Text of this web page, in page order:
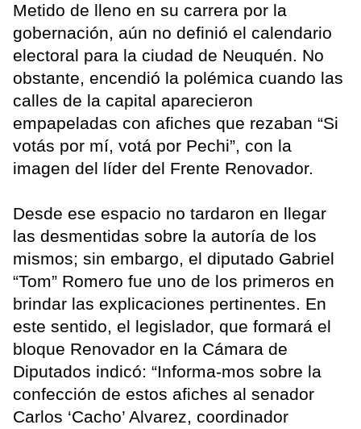
Metido de lleno en su carrera por la
gobernación, aún no definió el calendario
electoral para la ciudad de Neuquén. No
obstante, encendió la polémica cuando las
calles de la capital aparecieron
empapeladas con afiches que rezaban “Si
votás por mí, votá por Pechi”, con la
imagen del líder del Frente Renovador.
Desde ese espacio no tardaron en llegar
las desmentidas sobre la autoría de los
mismos; sin embargo, el diputado Gabriel
“Tom” Romero fue uno de los primeros en
brindar las explicaciones pertinentes. En
este sentido, el legislador, que formará el
bloque Renovador en la Cámara de
Diputados indicó: “Informa-mos sobre la
confección de estos afiches al senador
Carlos ‘Cacho’ Alvarez, coordinador